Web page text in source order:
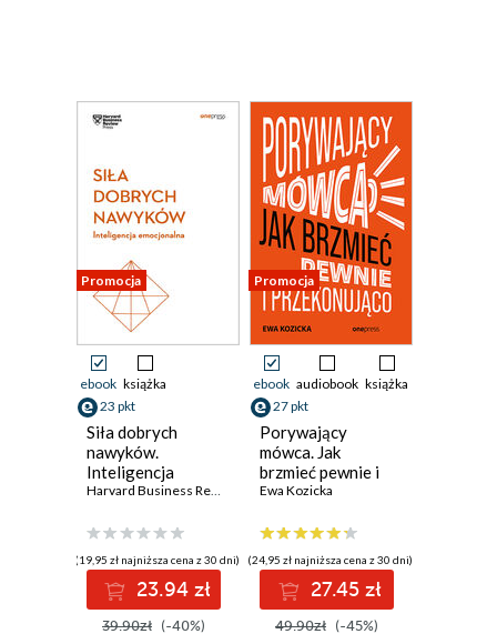
Promocja
ebook książka
23 pkt
Siła dobrych
nawyków.
Inteligencja
emocjonalna.
Review
Harvard Business Review
(19,95 zł najniższa cena z 30 dni)
23.94 zł
39.90zł (-40%)
Promocja
ebook audiobook książka
27 pkt
Porywający
mówca. Jak
brzmieć pewnie i
przekonująco
Ewa Kozicka
(24,95 zł najniższa cena z 30 dni)
27.45 zł
49.90zł (-45%)